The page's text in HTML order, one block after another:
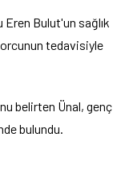
Eren Bulut'un sağlık
tedavisiyle
belirten Ünal, genç
bulundu.